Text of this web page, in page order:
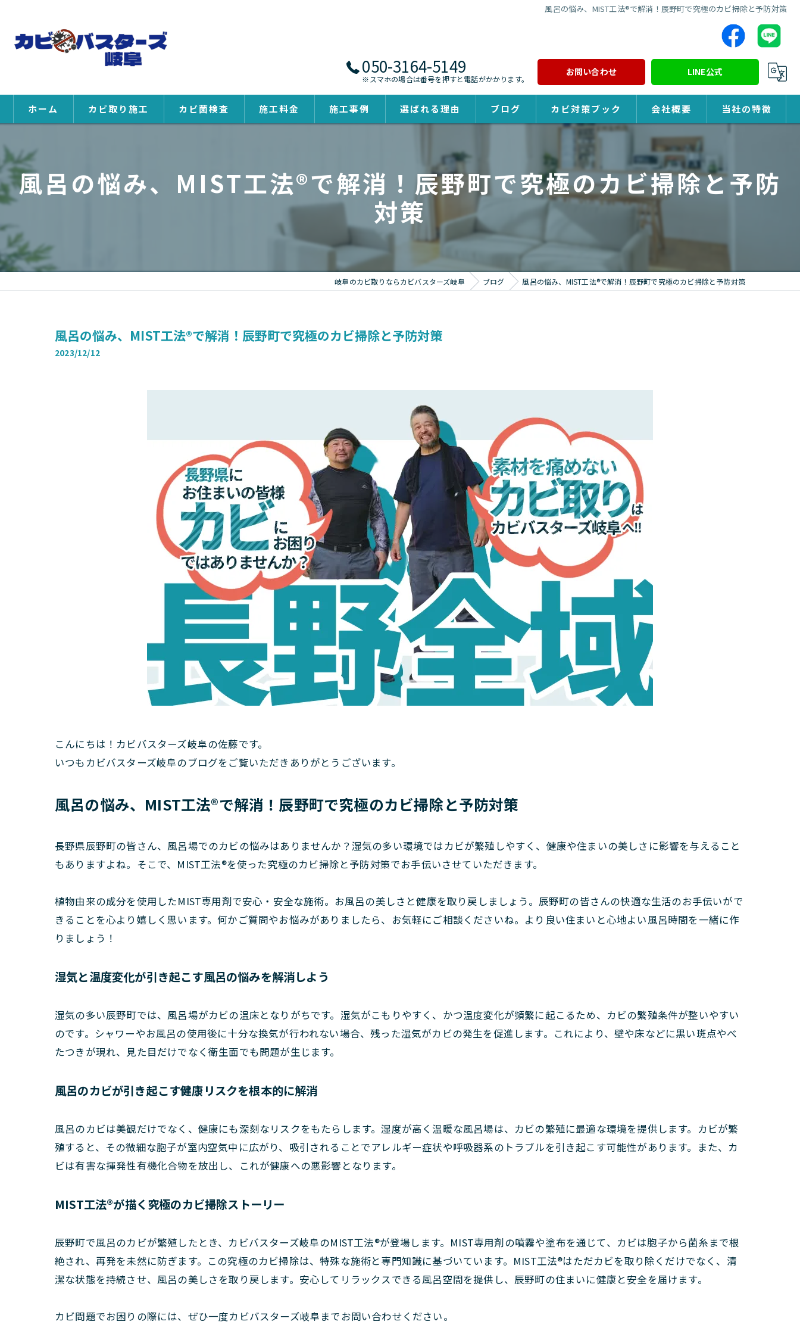
風呂の悩み、MIST工法®で解消！辰野町で究極のカビ掃除と予防対策
050-3164-5149
※スマホの場合は番号を押すと電話がかかります。
お問い合わせ LINE公式
ホーム カビ取り施工 カビ菌検査 施工料金 施工事例 選ばれる理由 ブログ カビ対策ブック 会社概要 当社の特徴
除カビ
風呂の悩み、MIST工法®で解消！辰野町で究極のカビ掃除と予防
対策
岐阜のカビ取りならカビバスターズ岐阜 ブログ 風呂の悩み、MIST工法®で解消！辰野町で究極のカビ掃除と予防対策
風呂の悩み、MIST工法®で解消！辰野町で究極のカビ掃除と予防対策
2023/12/12
こんにちは！カビバスターズ岐阜の佐藤です。
いつもカビバスターズ岐阜のブログをご覧いただきありがとうございます。
風呂の悩み、MIST工法®で解消！辰野町で究極のカビ掃除と予防対策
長野県辰野町の皆さん、風呂場でのカビの悩みはありませんか？湿気の多い環境ではカビが繁殖しやすく、健康や住まいの美しさに影響を与えること
もありますよね。そこで、MIST工法®を使った究極のカビ掃除と予防対策でお手伝いさせていただきます。
植物由来の成分を使用したMIST専用剤で安心・安全な施術。お風呂の美しさと健康を取り戻しましょう。辰野町の皆さんの快適な生活のお手伝いがで
きることを心より嬉しく思います。何かご質問やお悩みがありましたら、お気軽にご相談くださいね。より良い住まいと心地よい風呂時間を一緒に作
りましょう！
湿気と温度変化が引き起こす風呂の悩みを解消しよう
湿気の多い辰野町では、風呂場がカビの温床となりがちです。湿気がこもりやすく、かつ温度変化が頻繁に起こるため、カビの繁殖条件が整いやすい
のです。シャワーやお風呂の使用後に十分な換気が行われない場合、残った湿気がカビの発生を促進します。これにより、壁や床などに黒い斑点やべ
たつきが現れ、見た目だけでなく衛生面でも問題が生じます。
風呂のカビが引き起こす健康リスクを根本的に解消
風呂のカビは美観だけでなく、健康にも深刻なリスクをもたらします。湿度が高く温暖な風呂場は、カビの繁殖に最適な環境を提供します。カビが繁
殖すると、その微細な胞子が室内空気中に広がり、吸引されることでアレルギー症状や呼吸器系のトラブルを引き起こす可能性があります。また、カ
ビは有害な揮発性有機化合物を放出し、これが健康への悪影響となります。
MIST工法®が描く究極のカビ掃除ストーリー
辰野町で風呂のカビが繁殖したとき、カビバスターズ岐阜のMIST工法®が登場します。MIST専用剤の噴霧や塗布を通じて、カビは胞子から菌糸まで根
絶され、再発を未然に防ぎます。この究極のカビ掃除は、特殊な施術と専門知識に基づいています。MIST工法®はただカビを取り除くだけでなく、清
潔な状態を持続させ、風呂の美しさを取り戻します。安心してリラックスできる風呂空間を提供し、辰野町の住まいに健康と安全を届けます。
カビ問題でお困りの際には、ぜひ一度カビバスターズ岐阜までお問い合わせください。